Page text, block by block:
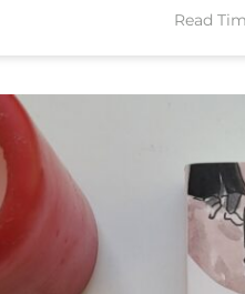
Read